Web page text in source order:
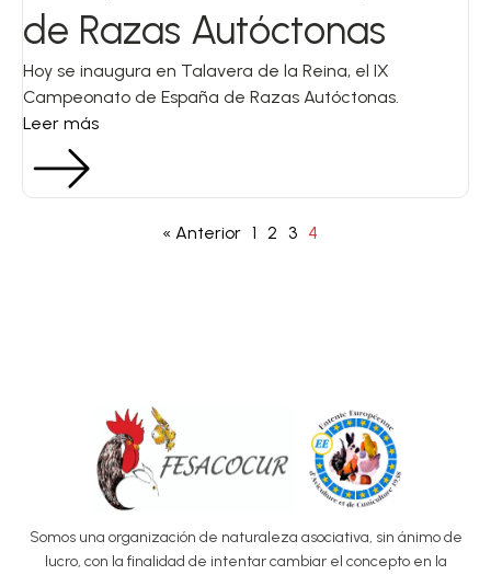
de Razas Autóctonas
Hoy se inaugura en Talavera de la Reina, el IX
Campeonato de España de Razas Autóctonas.
Leer más
« Anterior 1 2 3 4
Somos una organización de naturaleza asociativa, sin ánimo de
lucro, con la finalidad de intentar cambiar el concepto en la